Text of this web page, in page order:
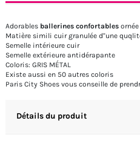
Adorables ballerines confortables
Matière simili cuir granulée d''une
Semelle intérieure cuir
Semelle extérieure antidérapante
Coloris: GRIS MÉTAL
Existe aussi en 50 autres coloris
Paris City Shoes vous conseille de
Détails du produit